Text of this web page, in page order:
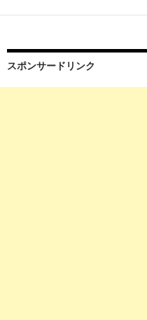
スポンサードリンク